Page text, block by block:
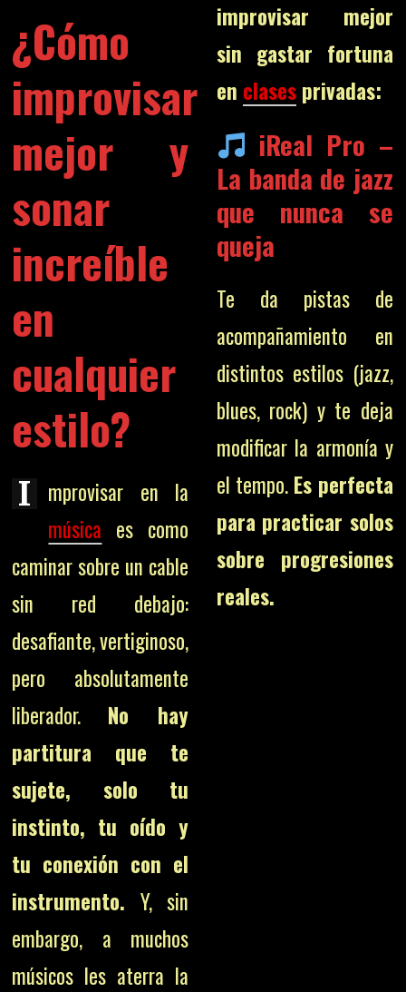
¿Cómo
improvisar
mejor y
sonar
increíble
en
cualquier
estilo?
I
mprovisar en la
música es como
caminar sobre un cable
sin red debajo:
desafiante, vertiginoso,
pero absolutamente
liberador. No hay
partitura que te
sujete, solo tu
instinto, tu oído y
tu conexión con el
instrumento. Y, sin
embargo, a muchos
músicos les aterra la
improvisar mejor
sin gastar fortuna
en clasesprivadas:
iReal Pro –
La banda de jazz
que nunca se
queja
Te da pistas de
acompañamiento en
distintos estilos (jazz,
blues, rock) y te deja
modificar la armonía y
el tempo. Es perfecta
para practicar solos
sobre progresiones
reales.